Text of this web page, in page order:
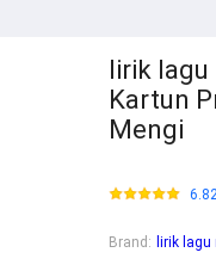
lirik lagu
Kartun
Mengi
Brand : lirik